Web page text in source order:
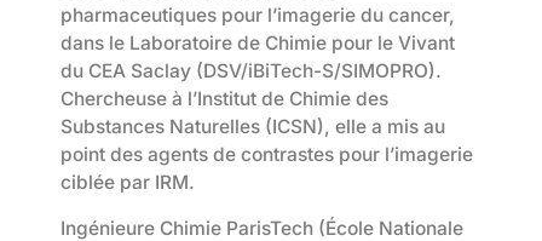
pharmaceutiques pour l’imagerie du cancer,
dans le Laboratoire de Chimie pour le Vivant
du CEA Saclay (DSV/iBiTech-S/SIMOPRO).
Chercheuse à l’Institut de Chimie des
Substances Naturelles (ICSN), elle a mis au
point des agents de contrastes pour l’imagerie
ciblée par IRM.
Ingénieure Chimie ParisTech (École Nationale